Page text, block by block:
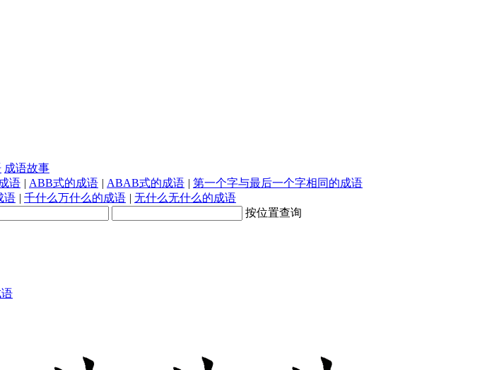
成语故事
语 | ABB式的成语 | ABAB式的成语 | 第一个字与最后一个字相同的成语
语 | 千什么万什么的成语 | 无什么无什么的成语
按位置查询